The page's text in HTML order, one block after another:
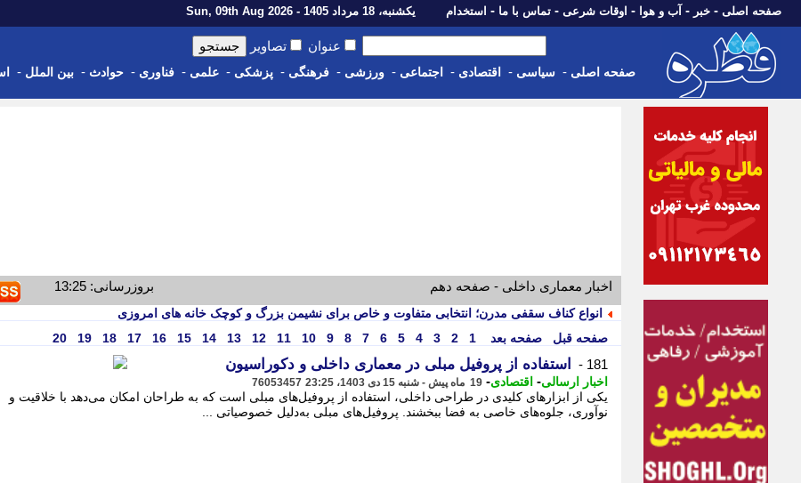
صفحه اصلی - خبر - آب و هوا - اوقات شرعی - تماس با ما - استخدام یکشنبه، 18 مرداد 1405 - Sun, 09th Aug 2026
عنوان تصاویر
صفحه اصلی - سیاسی - اقتصادی - اجتماعی - ورزشی - فرهنگی - پزشکی - علمی - فناوری - حوادث - بین الملل -
اخبار معماری داخلی - صفحه دهم بروزرسانی: 13:25
انواع کناف سقفی مدرن؛ انتخابی متفاوت و خاص برای نشیمن بزرگ و کوچک خانه های امروزی
صفحه قبل
صفحه بعد 1
2
3
4
5
6
7
8
9
10
11
12
13
14
15
16
17
18
19
20
181 - استفاده از پروفیل مبلی در معماری داخلی و دکوراسیون
اخبار ارسالی- اقتصادی- 19 ماه پیش - شنبه 15 دی 1403، 23:25 76053457
یکی از ابزارهای کلیدی در طراحی داخلی، استفاده از پروفیل‌های مبلی است که به طراحان امکان می‌دهد با خلاقیت و
نوآوری، جلوه‌های خاصی به فضا ببخشند. پروفیل‌های مبلی به‌دلیل خصوصیاتی ...